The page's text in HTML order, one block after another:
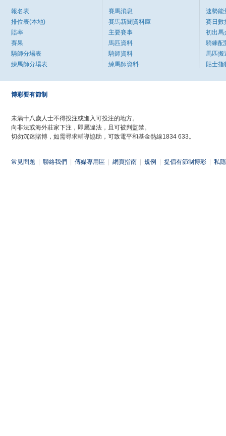
報名表
排位表(本地)
賠率
賽果
騎師分場表
練馬師分場表
賽馬消息
賽馬新聞資料庫
主要賽事
馬匹資料
騎師資料
練馬師資料
速勢能
賽日數
初出馬
騎練配
馬匹搬
貼士指
博彩要有節制
未滿十八歲人士不得投注或進入可投注的地方。
向非法或海外莊家下注，即屬違法，且可被判監禁。
切勿沉迷賭博，如需尋求輔導協助，可致電平和基金熱線1834 633。
常見問題 聯絡我們 傳媒專用區 網頁指南 規例 提倡有節制博彩 私